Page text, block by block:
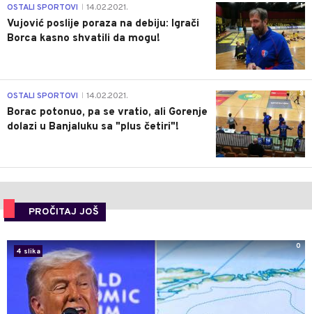
1
OSTALI SPORTOVI 14.02.2021.
Vujović poslije poraza na debiju: Igrači
Borca kasno shvatili da mogu!
3
OSTALI SPORTOVI 14.02.2021.
Borac potonuo, pa se vratio, ali Gorenje
dolazi u Banjaluku sa "plus četiri"!
PROČITAJ JOŠ
4 slika
0